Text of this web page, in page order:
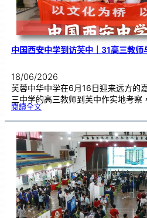
中国西安中学到访芙中｜31高三教师
18/06/2026
芙蓉中华中学在6月16日迎来远方的
三中学的高三教师到芙中作实地考察
閱讀全文:中
安
学
到
访
芙
中
｜
3
1
高
三
教
师
与
我
校
各
科
主
任
交
流